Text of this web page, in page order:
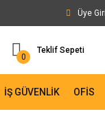
Üye
0
Teklif Sepeti
İŞ GÜVENLİK OFİS